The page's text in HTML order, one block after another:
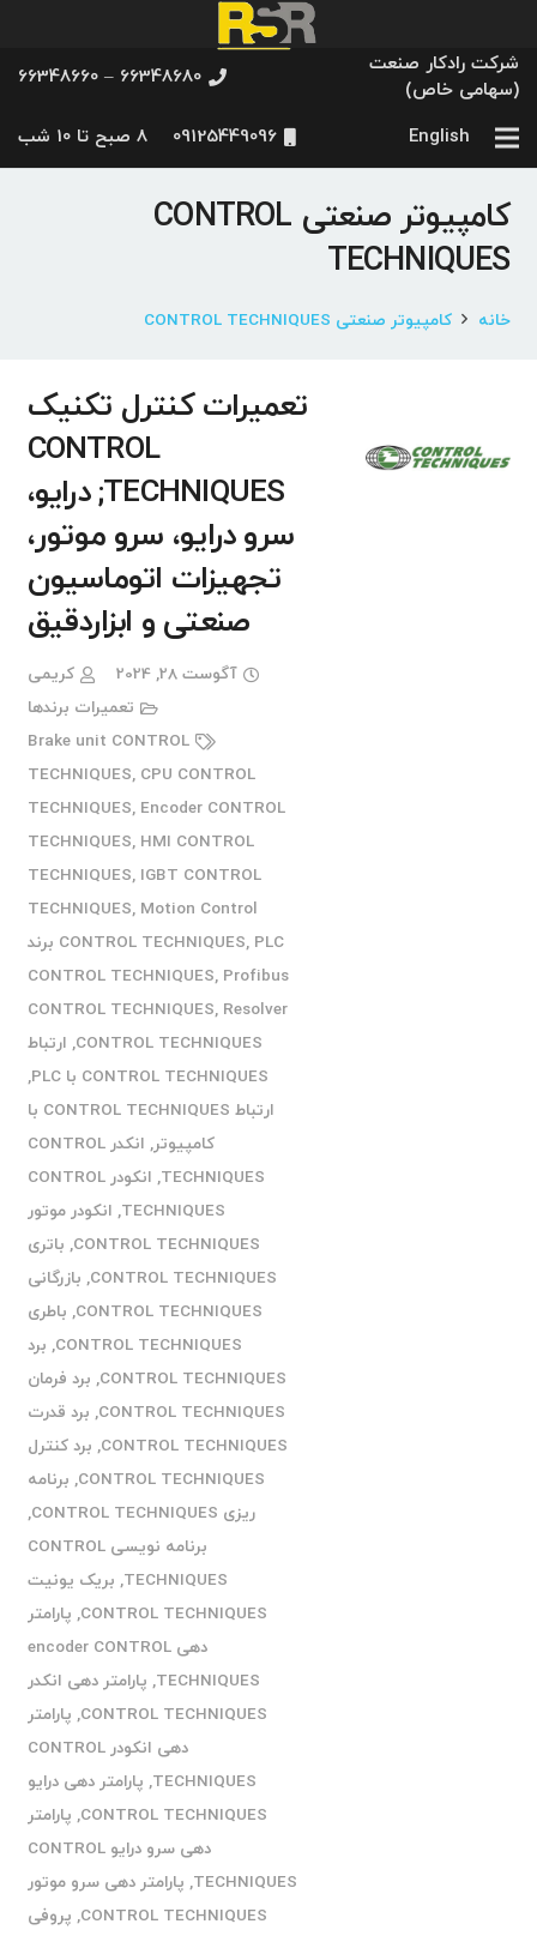
شرکت رادکار صنعت
(سهامی خاص)
66348680 – 66348660
English
09125449096 8 صبح تا 10 شب
کامپیوتر صنعتی CONTROL
TECHNIQUES
خانه کامپیوتر صنعتی CONTROL TECHNIQUES
تعمیرات کنترل تکنیک
CONTROL
TECHNIQUES; درایو،
سرو درایو، سرو موتور،
تجهیزات اتوماسیون
صنعتی و ابزاردقیق
آگوست 28, 2024
کریمی
تعمیرات برندها
Brake unit CONTROL
TECHNIQUES, CPU CONTROL
TECHNIQUES, Encoder CONTROL
TECHNIQUES, HMI CONTROL
TECHNIQUES, IGBT CONTROL
TECHNIQUES, Motion Control
CONTROL TECHNIQUES,
PLC برند
CONTROL TECHNIQUES, Profibus
CONTROL TECHNIQUES, Resolver
CONTROL TECHNIQUES
, ارتباط
CONTROL TECHNIQUES با PLC
,
ارتباط CONTROL TECHNIQUES با
کامپیوتر,
انکدر CONTROL
TECHNIQUES
,
انکودر CONTROL
TECHNIQUES
, انکودر موتور
CONTROL TECHNIQUES
, باتری
CONTROL TECHNIQUES
, بازرگانی
CONTROL TECHNIQUES
, باطری
CONTROL TECHNIQUES
, برد
CONTROL TECHNIQUES
, برد فرمان
CONTROL TECHNIQUES
, برد قدرت
CONTROL TECHNIQUES
, برد کنترل
CONTROL TECHNIQUES
, برنامه
ریزی CONTROL TECHNIQUES
,
برنامه نویسی CONTROL
TECHNIQUES
, بریک یونیت
CONTROL TECHNIQUES
, پارامتر
دهی encoder CONTROL
TECHNIQUES
, پارامتر دهی انکدر
CONTROL TECHNIQUES
, پارامتر
دهی انکودر CONTROL
TECHNIQUES
, پارامتر دهی درایو
CONTROL TECHNIQUES
, پارامتر
دهی سرو درایو CONTROL
TECHNIQUES
, پارامتر دهی سرو موتور
CONTROL TECHNIQUES
, پروفی